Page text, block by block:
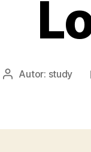
AutorAutor: study